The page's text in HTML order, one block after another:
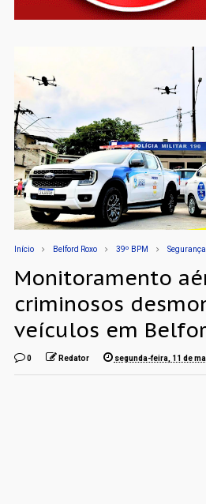
Início Belford Roxo 39º BPM
Monitoramento
criminosos
veículos em
0 Redator segunda-feira, 11 de